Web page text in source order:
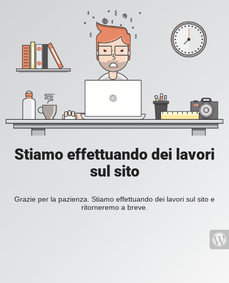
Stiamo effettuando dei lavori
sul sito
Grazie per la pazienza. Stiamo effettuando dei lavori sul sito e
ritorneremo a breve.